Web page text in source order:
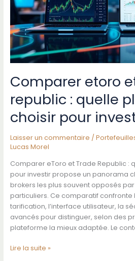
Comparer etoro
republic : quelle
choisir pour
Laisser un commentaire /
Lucas Morel
Comparer eToro et Trade Republic :
pour investir propose un panorama
brokers les plus souvent opposés
particuliers. Ce comparatif confronte
tarification, l’interface utilisateur, la
avancés pour distinguer, selon des
plateforme la mieux adaptée. Le
Comparer
Lire la suite »